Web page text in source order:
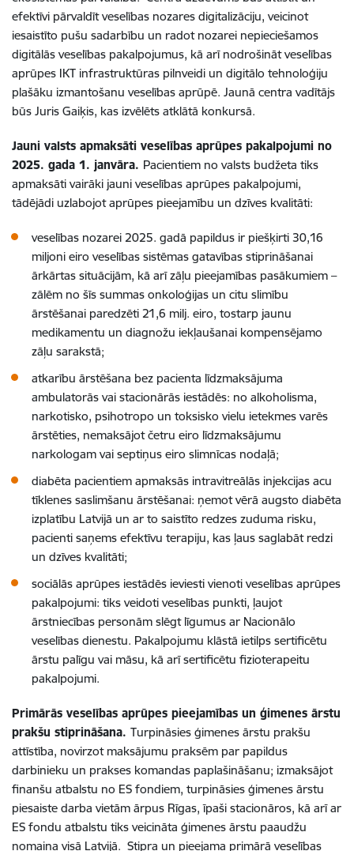
efektīvi pārvaldīt veselības nozares digitalizāciju, veicinot
iesaistīto pušu sadarbību un radot nozarei nepieciešamos
digitālās veselības pakalpojumus, kā arī nodrošināt veselības
aprūpes IKT infrastruktūras pilnveidi un digitālo tehnoloģiju
plašāku izmantošanu veselības aprūpē. Jaunā centra vadītājs
būs Juris Gaiķis, kas izvēlēts atklātā konkursā.
Jauni valsts apmaksāti veselības aprūpes pakalpojumi no
2025. gada 1. janvāra. Pacientiem no valsts budžeta tiks
apmaksāti vairāki jauni veselības aprūpes pakalpojumi,
tādējādi uzlabojot aprūpes pieejamību un dzīves kvalitāti:
veselības nozarei 2025. gadā papildus ir piešķirti 30,16
miljoni eiro veselības sistēmas gatavības stiprināšanai
ārkārtas situācijām, kā arī zāļu pieejamības pasākumiem –
zālēm no šīs summas onkoloģijas un citu slimību
ārstēšanai paredzēti 21,6 milj. eiro, tostarp jaunu
medikamentu un diagnožu iekļaušanai kompensējamo
zāļu sarakstā;
atkarību ārstēšana bez pacienta līdzmaksājuma
ambulatorās vai stacionārās iestādēs: no alkoholisma,
narkotisko, psihotropo un toksisko vielu ietekmes varēs
ārstēties, nemaksājot četru eiro līdzmaksājumu
narkologam vai septiņus eiro slimnīcas nodaļā;
diabēta pacientiem apmaksās intravitreālās injekcijas acu
tīklenes saslimšanu ārstēšanai: ņemot vērā augsto diabēta
izplatību Latvijā un ar to saistīto redzes zuduma risku,
pacienti saņems efektīvu terapiju, kas ļaus saglabāt redzi
un dzīves kvalitāti;
sociālās aprūpes iestādēs ieviesti vienoti veselības aprūpes
pakalpojumi: tiks veidoti veselības punkti, ļaujot
ārstniecības personām slēgt līgumus ar Nacionālo
veselības dienestu. Pakalpojumu klāstā ietilps sertificētu
ārstu palīgu vai māsu, kā arī sertificētu fizioterapeitu
pakalpojumi.
Primārās veselības aprūpes pieejamības un ģimenes ārstu
prakšu stiprināšana. Turpināsies ģimenes ārstu prakšu
attīstība, novirzot maksājumu praksēm par papildus
darbinieku un prakses komandas paplašināšanu; izmaksājot
finanšu atbalstu no ES fondiem, turpināsies ģimenes ārstu
piesaiste darba vietām ārpus Rīgas, īpaši stacionāros, kā arī ar
ES fondu atbalstu tiks veicināta ģimenes ārstu paaudžu
nomaiņa visā Latvijā. Stipra un pieejama primārā veselības